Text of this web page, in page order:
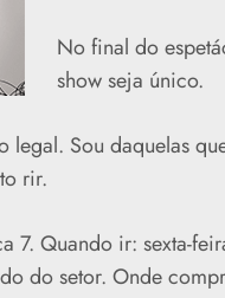
No final do
show seja único.
legal. Sou daquelas
rir.
7. Quando ir: sexta-
do setor. Onde